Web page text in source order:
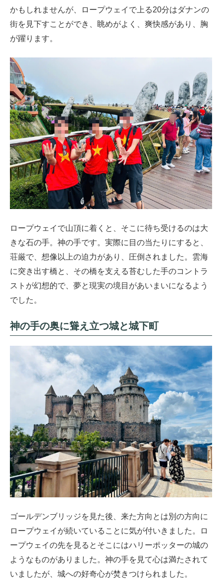
かもしれませんが、ロープウェイで上る20分はダナンの
街を見下すことができ、眺めがよく、爽快感があり、胸
が躍ります。
ロープウェイで山頂に着くと、そこに待ち受けるのは大
きな石の手。神の手です。実際に目の当たりにすると、
荘厳で、想像以上の迫力があり、圧倒されました。雲海
に突き出す橋と、その橋を支える苔むした手のコントラ
ストが幻想的で、夢と現実の境目があいまいになるよう
でした。
神の手の奥に聳え立つ城と城下町
ゴールデンブリッジを見た後、来た方向とは別の方向に
ロープウェイが続いていることに気が付いきました。ロ
ープウェイの先を見るとそこにはハリーポッターの城の
ようなものがありました。神の手を見て心は満たされて
いましたが、城への好奇心が焚きつけられました。